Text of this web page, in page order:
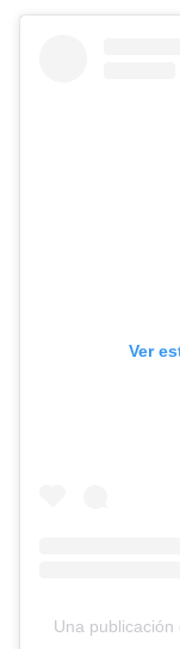
Ver
Una